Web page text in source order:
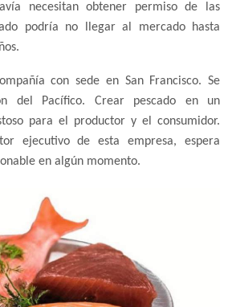
necesitan obtener permiso de las
podría no llegar al mercado hasta
con sede en San Francisco. Se
del Pacífico. Crear pescado en un
para el productor y el consumidor.
ejecutivo de esta empresa, espera
en algún momento.